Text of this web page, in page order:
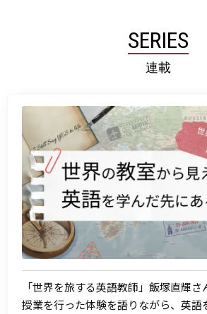
SERIES
連載
「世界を旅する英語教師」飯塚直輝
授業を行った体験を語りながら、英語